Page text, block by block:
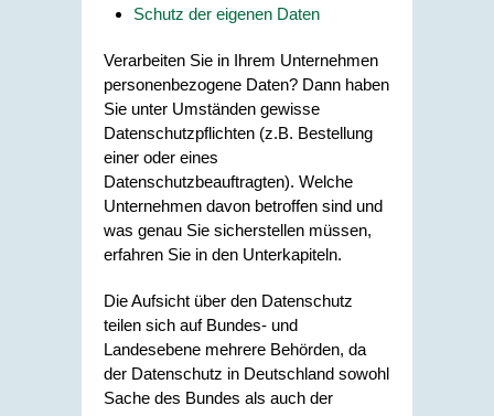
Schutz der eigenen Daten
Verarbeiten Sie in Ihrem Unternehmen
personenbezogene Daten? Dann haben
Sie unter Umständen gewisse
Datenschutzpflichten (z.B. Bestellung
einer oder eines
Datenschutzbeauftragten). Welche
Unternehmen davon betroffen sind und
was genau Sie sicherstellen müssen,
erfahren Sie in den Unterkapiteln.
Die Aufsicht über den Datenschutz
teilen sich auf Bundes- und
Landesebene mehrere Behörden, da
der Datenschutz in Deutschland sowohl
Sache des Bundes als auch der